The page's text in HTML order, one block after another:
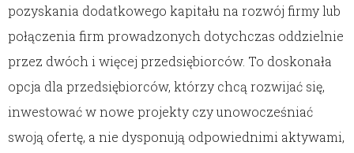
pozyskania dodatkowego kapitału na rozwój firmy lub
połączenia firm prowadzonych dotychczas oddzielnie
przez dwóch i więcej przedsiębiorców. To doskonała
opcja dla przedsiębiorców, którzy chcą rozwijać się,
inwestować w nowe projekty czy unowocześniać
swoją ofertę, a nie dysponują odpowiednimi aktywami,